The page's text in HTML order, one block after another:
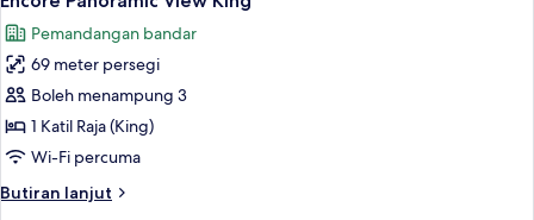
semua
foto
untuk
Encore
Panoramic
View
Pemandangan bandar
69 meter persegi
Boleh menampung 3
1 Katil Raja (King)
Wi-Fi percuma
Butiran lanjut
Butiran